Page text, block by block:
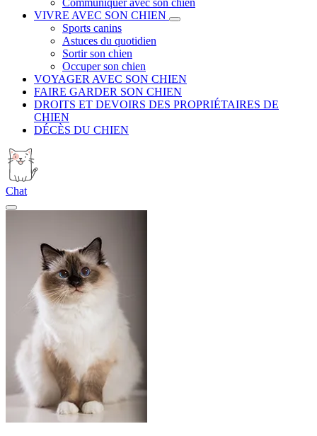
Communiquer avec son chien
VIVRE AVEC SON CHIEN
Sports canins
Astuces du quotidien
Sortir son chien
Occuper son chien
VOYAGER AVEC SON CHIEN
FAIRE GARDER SON CHIEN
DROITS ET DEVOIRS DES PROPRIÉTAIRES DE
CHIEN
DÉCÈS DU CHIEN
Chat